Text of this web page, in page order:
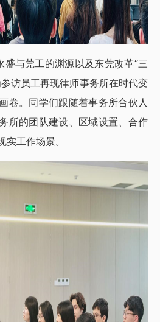
盛与莞工的渊源以及东莞改革“三
访员工再现律师事务所在时代变
卷。同学们跟随着事务所合伙人
所的团队建设、区域设置、合作
工作场景。